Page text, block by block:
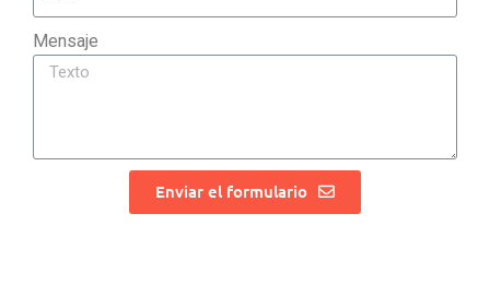
Mensaje
Enviar el formulario